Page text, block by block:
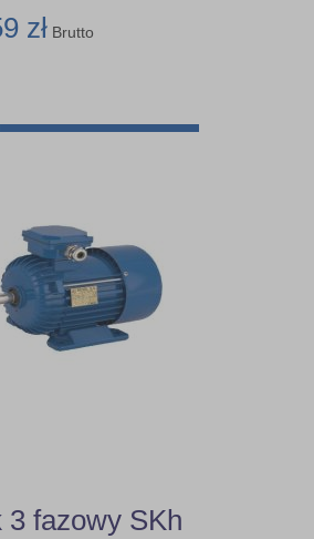
zł Brutto
3 fazowy SKh